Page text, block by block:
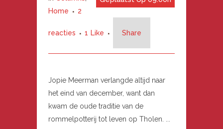
Home
2
reacties 1 Like Share
Jopie Meerman verlangde altijd naar
het eind van december, want dan
kwam de oude traditie van de
rommelpotterij tot leven op Tholen. ...